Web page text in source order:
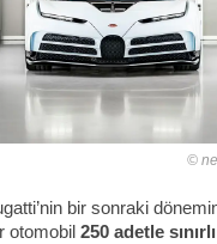
bir sonraki
otomobil 250 adetle